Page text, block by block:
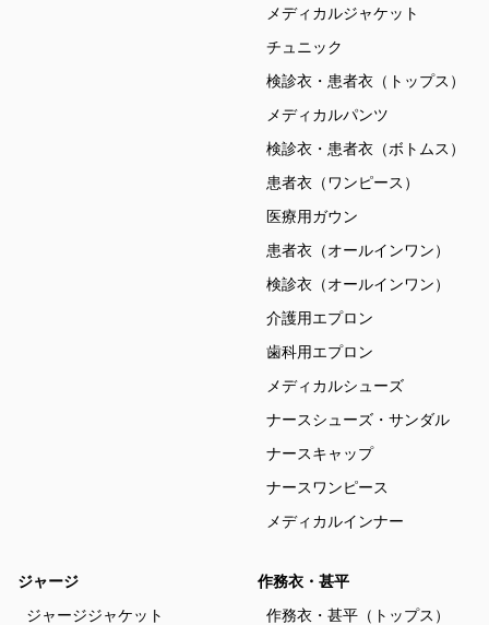
メディカルジャケット
チュニック
検診衣・患者衣（トップス）
メディカルパンツ
検診衣・患者衣（ボトムス）
患者衣（ワンピース）
医療用ガウン
患者衣（オールインワン）
検診衣（オールインワン）
介護用エプロン
歯科用エプロン
メディカルシューズ
ナースシューズ・サンダル
ナースキャップ
ナースワンピース
メディカルインナー
ジャージ
ジャージジャケット
作務衣・甚平
作務衣・甚平（トップス）